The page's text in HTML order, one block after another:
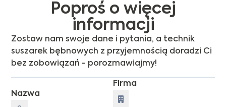
Poproś o więcej
informacji
Zostaw nam swoje dane i pytania, a technik
suszarek bębnowych z przyjemnością doradzi Ci
bez zobowiązań - porozmawiajmy!
Nazwa
Firma